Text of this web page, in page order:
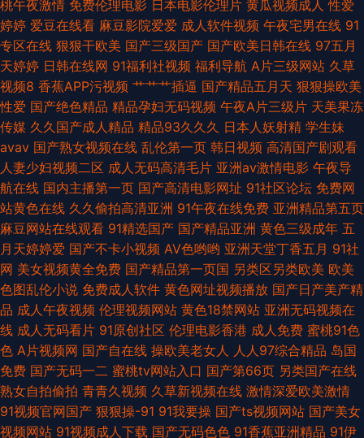
逼三级片 九一性爱免费视频 日韩色情三级网 69福利社
桃午夜激情 免费伦理电影 日本电影伦理片 黄瓜视频成人 性爱
婷婷 爱豆在线看 麻豆影院爱爱 成人软件视频 午夜宅男在线 91
专区在线 狠狠干欧美 国产三级国产 国产欧美日韩在线 97五月
天婷婷 日韩在线网 91福利社视频 福利导航 A片三级网站 久草
视频8 香蕉APP污视频 艹艹艹插逼 国产精品五月天 狠狠操欧美
性爱 国产绝色精品 精品孕妇无码视频 午夜A片三级片 天美果冻
传媒 久久国产成人精品 精品93久久久 日本人妖射精 学生妹
avav 国产熟女视频在线 乱伦第一页 韩日视频 高清国产剧观看
人妻少妇视频二区 成人无码高清毛片 亚洲av激情电影 午夜导
航在线 国内主播第一页 国产高清电影网址 91社区论坛 免费网
站黄色在线 久久偷拍高清亚洲 91午夜在线免费 亚洲精品第五页
麻豆网站在线观看 91精选国产 国产精品亚洲 黄色三级成年 五
月天婷婷爱 国产不卡小视频 AV色哟哟 亚洲天堂丁香五月 91社
网 美女视频黄全免费 国产精品第一页国 另类区另类欧美 欧美
色图乱伦小说 免费成人软件 黄色网址视频播放 国产日产美产精
品 成人午夜视频 伦理视频网站 黄色18禁网站 亚洲无码视频在
线 成人无码看片 91原创社区 伦理电影香港 成人免费 蜜桃91色
色 A片视频网 国产自在线 操欧美老女人 人人97综合精品 岛国
免费 国产无码一二 蜜桃tv网站入口 国产第66页 另类国产在线
熟女自拍偷拍 青青久视频 久草新视频在线 激情深爱欧美激情
91视频官网国产 狠狠操-91 91我要操 国产ts视频网站 国产美女
视频网站 91视频成人下载 国产无码色色 91香蕉亚洲精品 91伊